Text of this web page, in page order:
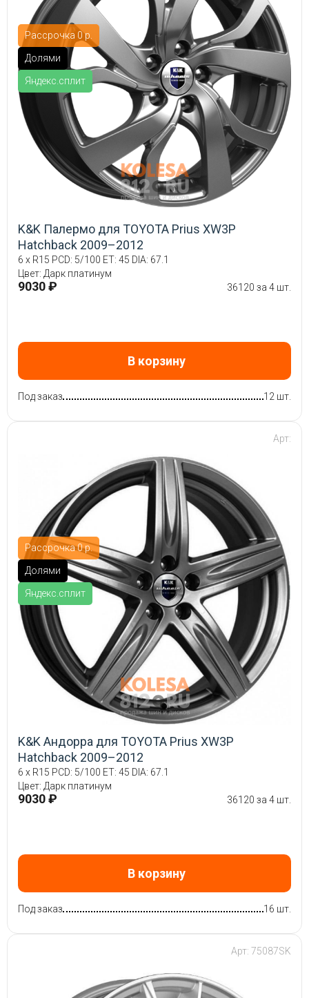
Рассрочка 0 р.
Долями
Яндекс.сплит
K&K Палермо для TOYOTA Prius XW3P
Hatchback 2009–2012
6 x R15 PCD: 5/100 ET: 45 DIA: 67.1
Цвет: Дарк платинум
9030 ₽ 36120 за 4 шт.
В корзину
Под заказ 12 шт.
Рассрочка 0 р.
Долями
Яндекс.сплит
Арт:
K&K Андорра для TOYOTA Prius XW3P
Hatchback 2009–2012
6 x R15 PCD: 5/100 ET: 45 DIA: 67.1
Цвет: Дарк платинум
9030 ₽ 36120 за 4 шт.
В корзину
Под заказ 16 шт.
Арт: 75087SK